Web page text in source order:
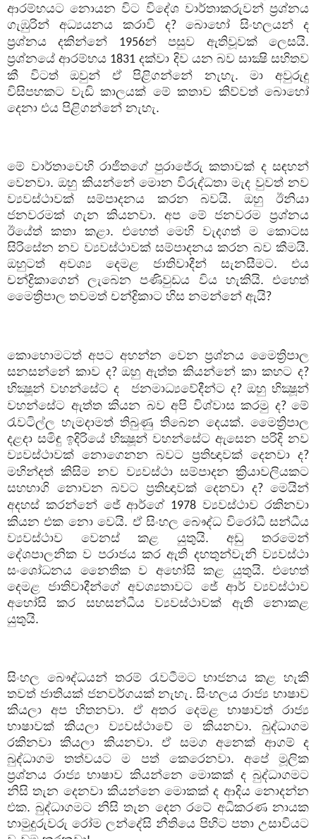
ආරම්භයට නොයන විට විදේශ වාර්තාකරුවන් ප්‍රශ්නය
ගැඹුරින් අධ්‍යයනය කරාවි ද? බොහෝ සිංහලයන් ද
ප්‍රශ්නය දකින්නේ 1956න් පසුව ඇතිවූවක් ලෙසයි.
ප්‍රශ්නයේ ආරම්භය 1831 දක්වා දිව යන බව සාක්‍ෂි සහිතව
කී විටත් ඔවුන් ඒ පිළිගන්නේ නැහැ. මා අවුරුදු
විසිපහකට වැඩි කාලයක් මේ කතාව කිව්වත් බොහෝ
දෙනා එය පිළිගන්නේ නැහැ.
මේ වාර්තාවෙහි රාජිතගේ පුරාජේරු කතාවක් ද සඳහන්
වෙනවා. ඔහු කියන්නේ මොන විරුද්ධතා මැද වුවත් නව
ව්‍යවස්ථාවක් සම්පාදනය කරන බවයි. ඔහු ඊනියා
ජනවරමක් ගැන කියනවා. අප මේ ජනවරම ප්‍රශ්නය
ඊයේත් කතා කළා. එහෙත් මෙහි වැදගත් ම කොටස
සිරිසේන නව ව්‍යවස්ථාවක් සම්පාදනය කරන බව කීමයි.
ඔහුටත් අවශ්‍ය දෙමළ ජාතිවාදීන් සැනසීමට. එය
චන්ද්‍රිකාගෙන් ලැබෙන පණිවුඩය විය හැකියි. එහෙත්
මෛත්‍රිපාල තවමත් චන්ද්‍රිකාට හිස නමන්නේ ඇයි?
කොහොමටත් අපට අහන්න වෙන ප්‍රශ්නය මෛත්‍රිපාල
සනසන්නේ කාව ද?ඔහු ඇත්ත කියන්නේ කා කහට ද?
භික්‍ෂූන් වහන්සේට ද ජනමාධ්‍යවේදීන්ට ද? ඔහු භික්‍ෂූන්
වහන්සේට ඇත්ත කියන බව අපි විශ්වාස කරමු ද? මේ
රැවටිල්ල හැමදාමත් තිබුණු තිබෙන දෙයක්. මෛත්‍රිපාල
දළදා සමිඳු ඉදිරියේ භික්‍ෂූන් වහන්සේට ඇසෙන පරිදි නව
ව්‍යවස්ථාවක් නොගෙනන බවට ප්‍රතිඥාවක් දෙනවා ද?
මහින්දත් කිසිම නව ව්‍යවස්ථා සම්පාදන ක්‍රියාවලියකට
සහභාගි නොවන බවට ප්‍රතිඥාවක් දෙනවා ද? මෙයින්
අදහස් කරන්නේ ජේ ආර්ගේ 1978 ව්‍යවස්ථාව රකිනවා
කියන එක නො වෙයි. ඒ සිංහල බෞද්ධ විරෝධී සන්ධීය
ව්‍යවස්ථාව වෙනස් කළ යුතුයි. අඩු තරමෙන්
දේශපාලනික ව පරාජය කර ඇති දහතුන්වැනි ව්‍යවස්ථා
සංශෝධනය නෛතික ව අහෝසි කළ යුතුයි. එහෙත්
දෙමළ ජාතිවාදීන්ගේ අවශ්‍යතාවට ජේ ආර් ව්‍යවස්ථාව
අහෝසි කර සහසන්ධීය ව්‍යවස්ථාවක් ඇති නොකළ
යුතුයි.
සිංහල බෞද්ධයන් තරම් රැවටීමට භාජනය කළ හැකි
තවත් ජාතියක් ජනවර්ගයක් නැහැ. සිංහලය රාජ්‍ය භාෂාව
කියලා අප හිතනවා. ඒ අතර දෙමළ භාෂාවත් රාජ්‍ය
භාෂාවක් කියලා ව්‍යවස්ථාවේ ම කියනවා. බුද්ධාගම
රකිනවා කියලා කියනවා. ඒ සමග අනෙක් ආගම් ද
බුද්ධාගම තත්වයට ම පත් කෙරෙනවා. අපේ මූලික
ප්‍රශ්නය රාජ්‍ය භාෂාව කියන්නෙ මොකක් ද බුද්ධාගමට
නිසි තැන දෙනවා කියන්නෙ මොකක් ද ආදිය නොදන්න
එක. බුද්ධාගමට නිසි තැන දෙන රටේ අධිකරණ නායක
හාමුදුරුවරු රෝම ලන්දේසි නීතියෙ පිහිට පතා උසාවියට